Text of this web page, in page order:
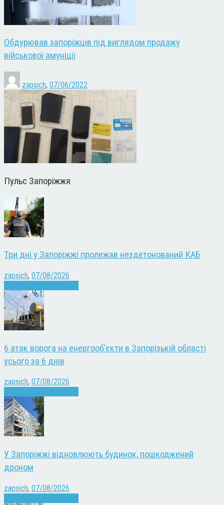
Обдурював запоріжців під виглядом продажу
військової амуніції
zapsich, 07/06/2022
Пульс Запоріжжя
Три дні у Запоріжжі пролежав нездетонований КАБ
zapsich, 07/08/2026
6 атак ворога на енергооб’єкти в Запорізькій області
усього за 6 днів
zapsich, 07/08/2026
У Запоріжжі відновлюють будинок, пошкоджений
дроном
zapsich, 07/08/2026